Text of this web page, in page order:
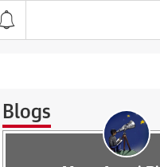
Blogs